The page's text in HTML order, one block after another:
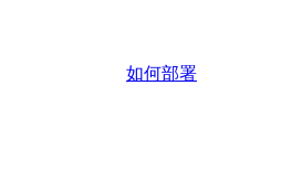
如何部署